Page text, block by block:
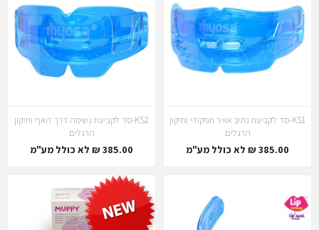
KS1-סד לקביעת נתיב אוויר תפקודי ותיקון
הרגלים
385.00 ₪ לא כולל מע"מ
KS2-סד לקביעת נשימה דרך האף ותיקון
הרגלים
385.00 ₪ לא כולל מע"מ